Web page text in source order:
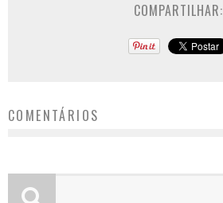
COMPARTILHAR:
COMENTÁRIOS